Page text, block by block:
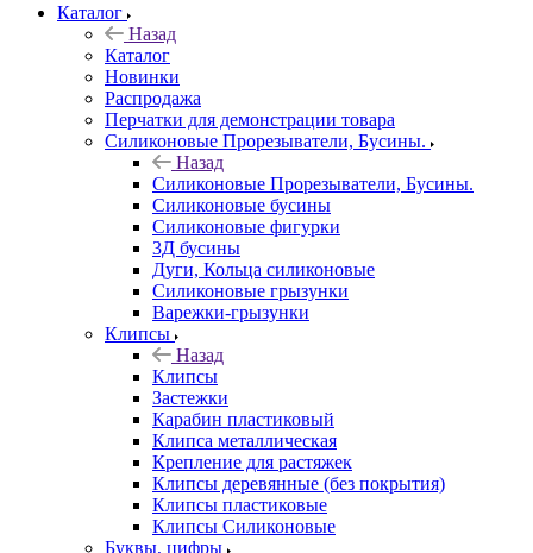
Каталог
Назад
Каталог
Новинки
Распродажа
Перчатки для демонстрации товара
Силиконовые Прорезыватели, Бусины.
Назад
Силиконовые Прорезыватели, Бусины.
Силиконовые бусины
Силиконовые фигурки
3Д бусины
Дуги, Кольца силиконовые
Силиконовые грызунки
Варежки-грызунки
Клипсы
Назад
Клипсы
Застежки
Карабин пластиковый
Клипса металлическая
Крепление для растяжек
Клипсы деревянные (без покрытия)
Клипсы пластиковые
Клипсы Силиконовые
Буквы, цифры